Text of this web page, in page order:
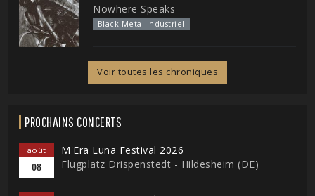
Nowhere Speaks
Black Metal Industriel
Voir toutes les chroniques
PROCHAINS CONCERTS
août
08
M'Era Luna Festival 2026
Flugplatz Drispenstedt - Hildesheim (DE)